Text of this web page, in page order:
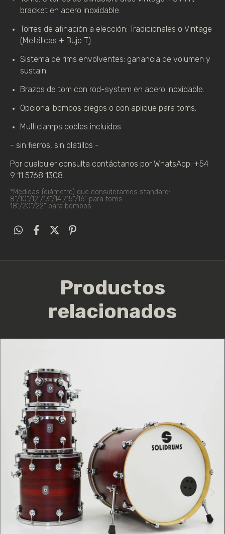
bracket en acero inoxidable.
Torres de afinación a elección: Tradicionales o Vintage
(Metálicas + Buje T).
Sistema de rims envolventes: ganancia de volumen y
sustain.
Brazos de tom con rod-system en acero inoxidable.
Opcional bombos ciegos o con aplique para toms.
Multiclamps dobles incluidos.
- sin fierros, sin platillos -
Por cualquier consulta contáctanos por WhatsApp: +54
9 11 5768 1308.
*Medidas (diámetro) que consideramos standard:
8”/10”/12”/13”/14”/15”/16” para toms
18”/20”/22” para bombos.
Productos
relacionados